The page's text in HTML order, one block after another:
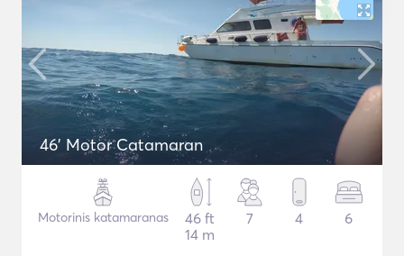
46' Motor Catamaran
Motorinis katamaranas
46 ft
14 m
7 4 6